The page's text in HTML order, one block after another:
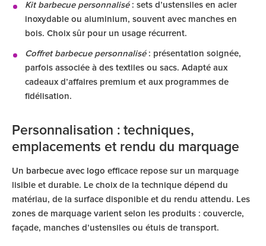
Kit barbecue personnalisé: sets d’ustensiles en acier
inoxydable ou aluminium, souvent avec manches en
bois. Choix sûr pour un usage récurrent.
Coffret barbecue personnalisé: présentation soignée,
parfois associée à des textiles ou sacs. Adapté aux
cadeaux d’affaires premium et aux programmes de
fidélisation.
Personnalisation : techniques,
emplacements et rendu du marquage
Un barbecue avec logo efficace repose sur un marquage
lisible et durable. Le choix de la technique dépend du
matériau, de la surface disponible et du rendu attendu. Les
zones de marquage varient selon les produits : couvercle,
façade, manches d’ustensiles ou étuis de transport.